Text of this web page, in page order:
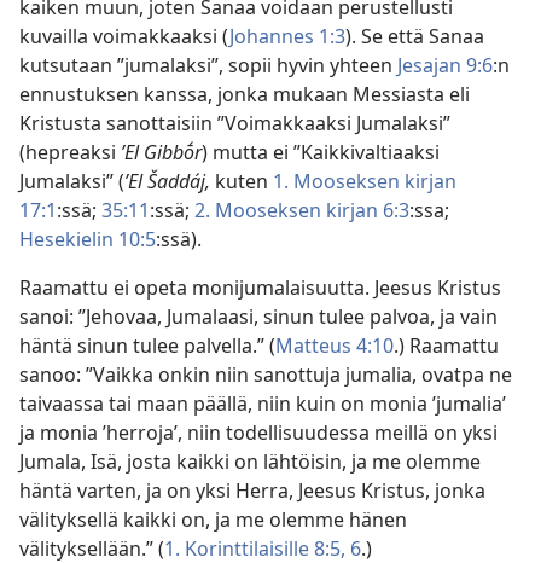
kaiken muun, joten Sanaa voidaan perustellusti
kuvailla voimakkaaksi (Johannes 1:3). Se että Sanaa
kutsutaan ”jumalaksi”, sopii hyvin yhteen Jesajan 9:6:n
ennustuksen kanssa, jonka mukaan Messiasta eli
Kristusta sanottaisiin ”Voimakkaaksi Jumalaksi”
(hepreaksi ʼEl Gibbṓr) mutta ei ”Kaikkivaltiaaksi
Jumalaksi” (ʼEl Šaddáj, kuten 1. Mooseksen kirjan
17:1:ssä; 35:11:ssä; 2. Mooseksen kirjan 6:3:ssa;
Hesekielin 10:5:ssä).
Raamattu ei opeta monijumalaisuutta. Jeesus Kristus
sanoi: ”Jehovaa, Jumalaasi, sinun tulee palvoa, ja vain
häntä sinun tulee palvella.” (Matteus 4:10.) Raamattu
sanoo: ”Vaikka onkin niin sanottuja jumalia, ovatpa ne
taivaassa tai maan päällä, niin kuin on monia ’jumalia’
ja monia ’herroja’, niin todellisuudessa meillä on yksi
Jumala, Isä, josta kaikki on lähtöisin, ja me olemme
häntä varten, ja on yksi Herra, Jeesus Kristus, jonka
välityksellä kaikki on, ja me olemme hänen
välityksellään.” (1. Korinttilaisille 8:5, 6.)